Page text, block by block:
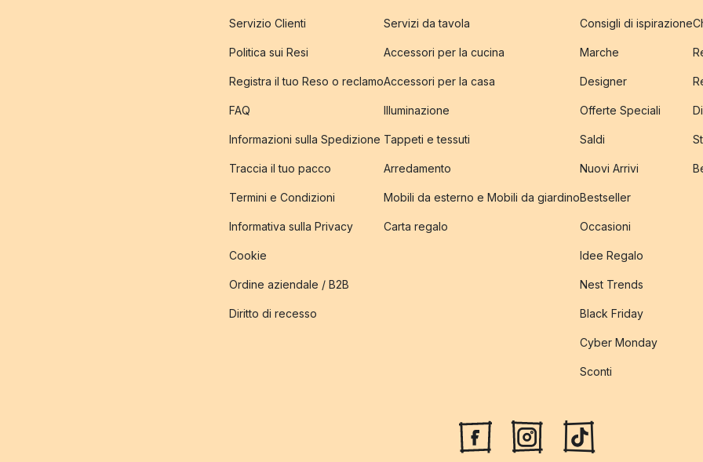
Servizio Clienti
Politica sui Resi
Registra il tuo Reso o reclamo
FAQ
Informazioni sulla Spedizione
Traccia il tuo pacco
Termini e Condizioni
Informativa sulla Privacy
Cookie
Ordine aziendale / B2B
Diritto di recesso
Servizi da tavola
Accessori per la cucina
Accessori per la casa
Illuminazione
Tappeti e tessuti
Arredamento
Mobili da esterno e Mobili da giardino
Carta regalo
Consigli di ispirazione
Marche
Designer
Offerte Speciali
Saldi
Nuovi Arrivi
Bestseller
Occasioni
Idee Regalo
Nest Trends
Black Friday
Cyber Monday
Sconti